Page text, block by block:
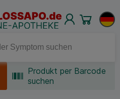
Produkt per Barcode
suchen